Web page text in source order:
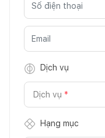
Dịch vụ
Dịch vụ *
Hạng mục